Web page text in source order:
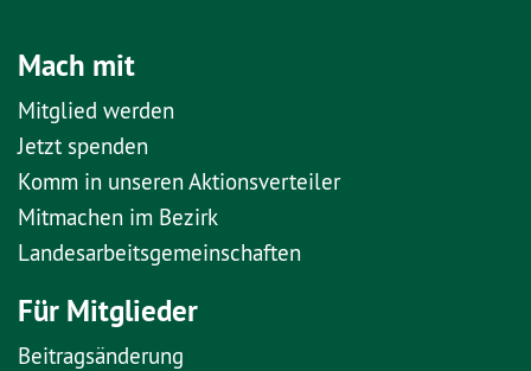
Mach mit
Mitglied werden
Jetzt spenden
Komm in unseren Aktionsverteiler
Mitmachen im Bezirk
Landesarbeitsgemeinschaften
Für Mitglieder
Beitragsänderung